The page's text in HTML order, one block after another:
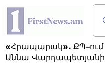
«Հրապարակ». ՔՊ–ում
Աննա